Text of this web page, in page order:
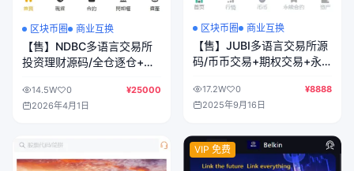
区块币圈 商业互换
【售】NDBC多语言交易所
投资理财源码/全仓逐仓+现
易+币币申购+质押生息+挖
矿理财/前端uniapp纯源码
14.5W 0
¥25000
2026年4月1日
区块币圈 商业互换
【售】JUBI多语言交易所源
码/币币交易+期权交易+永
+矿机理财/前端uniapp纯源
码+后端php
17.2W 0
¥8888
2025年9月16日
VIP 免费